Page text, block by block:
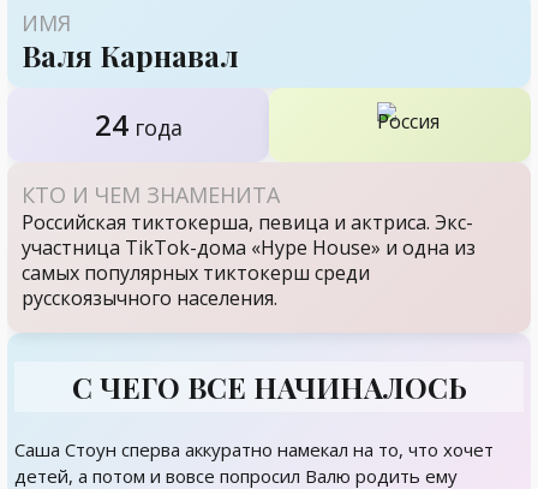
ИМЯ
Валя Карнавал
24года
КТО И ЧЕМ ЗНАМЕНИТА
Российская тиктокерша, певица и актриса. Экс-
участница TikTok-дома «Hype House» и одна из
самых популярных тиктокерш среди
русскоязычного населения.
С ЧЕГО ВСЕ НАЧИНАЛОСЬ
Саша Стоун сперва аккуратно намекал на то, что хочет
детей, а потом и вовсе попросил Валю родить ему